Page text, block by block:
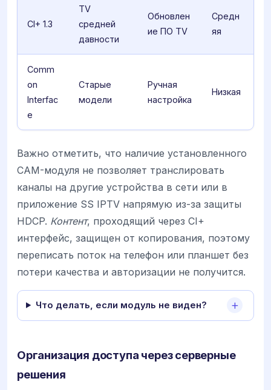
CI+ 1.3
TV
средней
давности
Обновлен
ие ПО TV
Средн
яя
Comm
on
Interfac
e
Старые
модели
Ручная
настройка
Низкая
Важно отметить, что наличие установленного
CAM-модуля не позволяет транслировать
каналы на другие устройства в сети или в
приложение SS IPTV напрямую из-за защиты
HDCP. Контент, проходящий через CI+
интерфейс, защищен от копирования, поэтому
переписать поток на телефон или планшет без
потери качества и авторизации не получится.
Что делать, если модуль не виден?
Организация доступа через серверные
решения